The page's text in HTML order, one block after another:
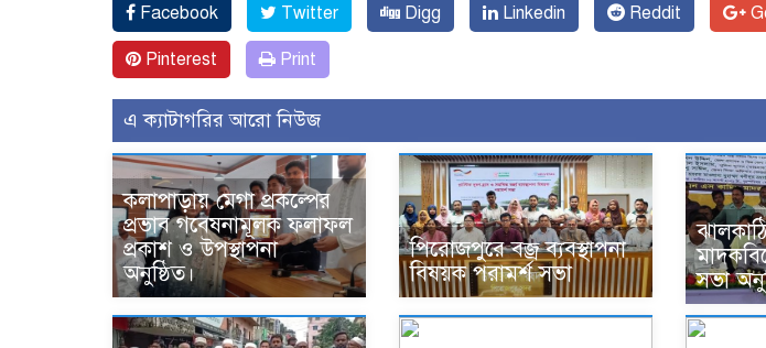
Facebook Twitter Digg Linkedin Reddit
Pinterest Print
এ ক্যাটাগরির আরো নিউজ
কলাপাড়ায় মেগা প্রকল্পের
প্রভাব গবেষনামূলক ফলাফল
প্রকাশ ও উপস্থাপনা
অনুষ্ঠিত।
পিরোজপুরে বজ্র ব্যবস্থাপনা
বিষয়ক পরামর্শ সভা
সভা